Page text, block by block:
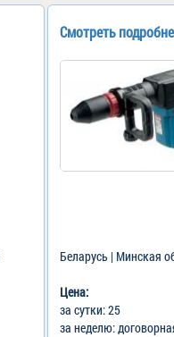
Смотреть
Беларусь | Минская
Цена:
за сутки: 25
за неделю: